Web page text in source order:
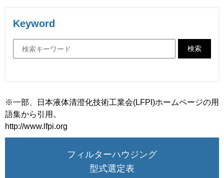
Keyword
検索
※一部、日本液体清澄化技術工業会(LFPI)ホームページの用
語集から引用。
http://www.lfpi.org
フィルターハウジング
型式選定表